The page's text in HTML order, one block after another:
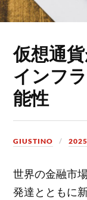
仮想通
インフ
能性
GIUSTINO
世界の金融市
発達とともに